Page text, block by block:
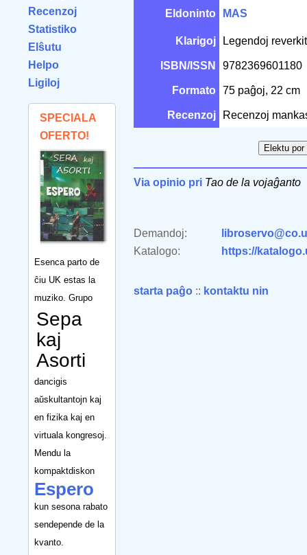
Recenzoj
Statistiko
Elŝutu
Helpo
Ligiloj
SPECIALA
OFERTO!
Esenca parto de
ĉiu UK estas la
muziko. Grupo
Sepa
kaj
Asorti
dancigis
aŭskultantojn kaj
en fizika kaj en
virtuala kongresoj.
Mendu la
kompaktdiskon
Espero
kun sesona rabato
sendepende de la
kvanto.
Eldoninto MAS
Klarigoj Legendoj
ISBN/ISSN 9782369601180
Formato 75 paĝoj, 22 cm
Recenzoj Recenzoj
Via opinio pri Tao de la vojaĝanto
Demandoj:
Katalogo:
https://
starta paĝo :: kontaktu nin